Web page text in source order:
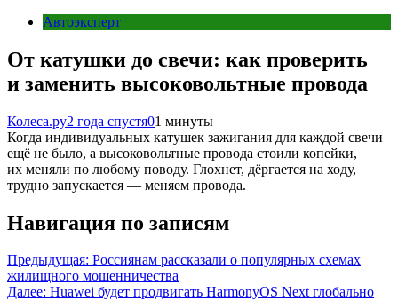
Автоэксперт
От катушки до свечи: как проверить
и заменить высоковольтные провода
Колеса.ру2 года спустя01 минуты
Когда индивидуальных катушек зажигания для каждой свечи
ещё не было, а высоковольтные провода стоили копейки,
их меняли по любому поводу. Глохнет, дёргается на ходу,
трудно запускается — меняем провода.
Навигация по записям
Предыдущая: Россиянам рассказали о популярных схемах
жилищного мошенничества
Далее: Huawei будет продвигать HarmonyOS Next глобально